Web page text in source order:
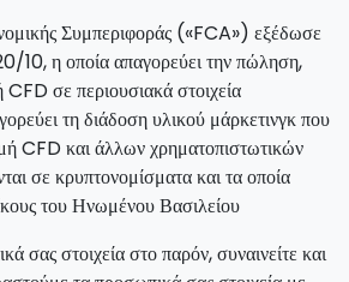
Συμπεριφοράς («FCA») εξέδωσε
10, η οποία απαγορεύει την πώληση,
σε περιουσιακά στοιχεία
τη διάδοση υλικού μάρκετινγκ που
CFD και άλλων χρηματοπιστωτικών
σε κρυπτονομίσματα και τα οποία
του Ηνωμένου Βασιλείου
σας στοιχεία στο παρόν, συναινείτε και